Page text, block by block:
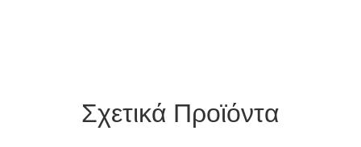
Σχετικά Προϊόντα